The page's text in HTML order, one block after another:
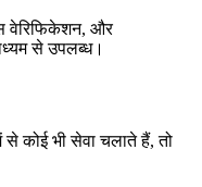
वेरिफिकेशन, और
से उपलब्ध।
कोई भी सेवा चलाते हैं, तो